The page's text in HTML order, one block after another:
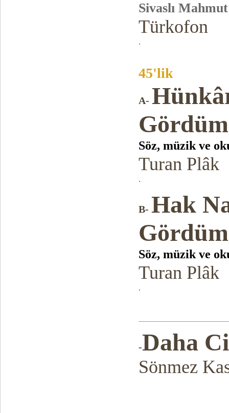
Sivaslı
Türkofon
.
45'lik
A-
Gördüm
Söz, müzik ve
Turan Plâk
.
B- Hak
Gördüm
Söz, müzik ve
Turan Plâk
.
-Daha
Sönmez